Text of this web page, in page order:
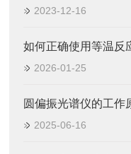
2023-12-16
如何正确使用等温反
2026-01-25
圆偏振光谱仪的工作
2025-06-16